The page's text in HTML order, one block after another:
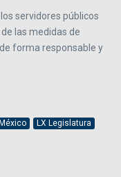
servidores públicos
las medidas de
forma responsable y
LX Legislatura